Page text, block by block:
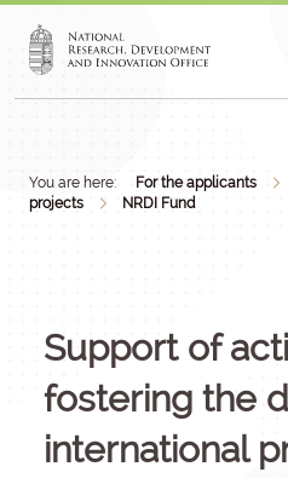
You are here: For the applicants
projects
NRDI Fund
Support of
fostering the
international